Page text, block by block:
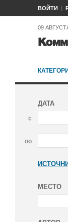
ВОЙТИ
09
ДАТА
с
по
МЕСТО